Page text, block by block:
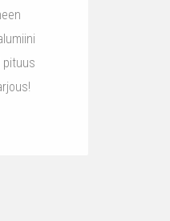
pituus